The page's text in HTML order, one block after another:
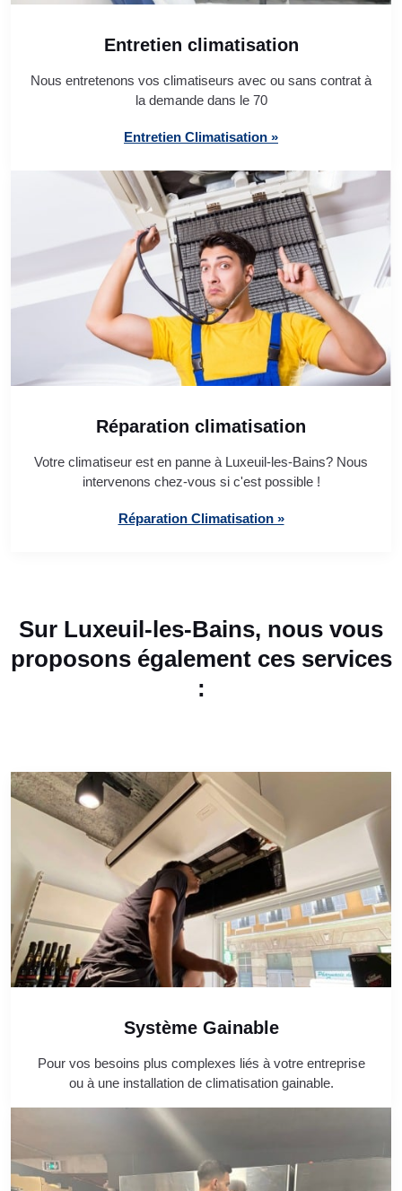
Entretien climatisation
Nous entretenons vos climatiseurs avec ou sans contrat à
la demande dans le 70
Entretien Climatisation »
Réparation climatisation
Votre climatiseur est en panne à Luxeuil-les-Bains? Nous
intervenons chez-vous si c'est possible !
Réparation Climatisation »
Sur Luxeuil-les-Bains, nous vous
proposons également ces services
:
Système Gainable
Pour vos besoins plus complexes liés à votre entreprise
ou à une installation de climatisation gainable.